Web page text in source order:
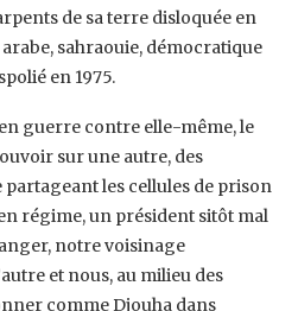
de sa terre disloquée en
‎sahraouie, démocratique
en 1975.‎
guerre contre elle-même, le
‎sur une autre, des
les cellules de prison
régime, un président sitôt mal
notre ‎voisinage
et nous, au milieu des
comme Djouha dans